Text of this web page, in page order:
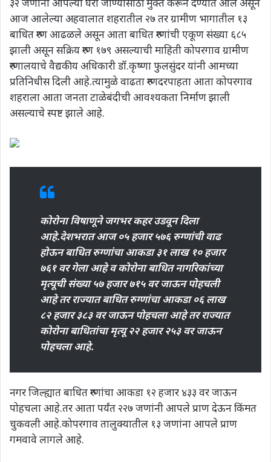
३२ जणांना आपल्या घरी जाण्यासाठी मुक्त करून देण्यात आले असून
आज आलेल्या अहवालात शहरातील २७ तर ग्रामीण भागातील १३
बाधित रुग्ण आढळले असून आता बाधित रुग्णांची एकूण संख्या ६८५
झाली असून सक्रिय रुग्ण १७९ असल्याची माहिती कोपरगाव ग्रामीण
रुग्णालयाचे वैद्यकीय अधिकारी डॉ.कृष्णा फुलसुंदर यांनी आमच्या
प्रतिनिधीस दिली आहे.त्यामुळे वाढता रुग्णदरपाहता आता कोपरगाव
शहराला आता जनता टाळेबंदीची आवश्यकता निर्माण झाली
असल्याचे स्पष्ट झाले आहे.
कोरोना विषाणूने जगभर कहर उडवून दिला
आहे.देशभरात आज ०५ हजार ५७६ रुग्णांची वाढ
होऊन बाधित रुग्णांचा आकडा ३१ लाख १० हजार
७६१ वर गेला आहे व कोरोना बाधित नागरिकांच्या
मृत्यूची संख्या ५७ हजार ७१५ वर जाऊन पोहचली
आहे तर राज्यात बाधित रुग्णांचा आकडा ०६ लाख
८२ हजार ३८३ वर जाऊन पोहचला आहे तर राज्यात
कोरोना बाधितांचा मृत्यू २२ हजार २५३ वर जाऊन
पोहचला आहे.
नगर जिल्ह्यात बाधित रुग्णांचा आकडा १२ हजार ४३३ वर जाऊन
पोहचला आहे.तर आता पर्यंत २२७ जणांनी आपले प्राण देऊन किंमत
चुकवली आहे.कोपरगाव तालुक्यातील १३ जणांना आपले प्राण
गमवावे लागले आहे.